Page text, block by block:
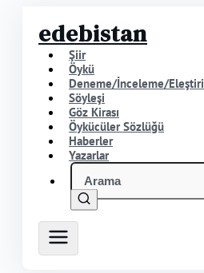
edebistan
Şiir
Öykü
Deneme/İnceleme/Eleştiri
Söyleşi
Göz Kirası
Öykücüler Sözlüğü
Haberler
Yazarlar